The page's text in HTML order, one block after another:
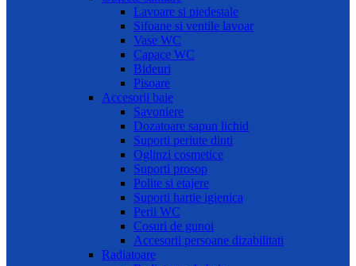
Lavoare si piedestale
Sifoane si ventile lavoar
Vase WC
Capace WC
Bideuri
Pisoare
Accesorii baie
Savoniere
Dozatoare sapun lichid
Suporti periute dinti
Oglinzi cosmetice
Suporti prosop
Polite si etajere
Suporti hartie igienica
Perii WC
Cosuri de gunoi
Accesorii persoane dizabilitati
Radiatoare